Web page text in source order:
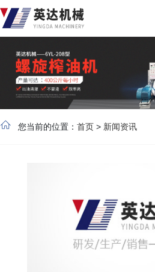
您当前的位置： 首页 > 新闻资讯